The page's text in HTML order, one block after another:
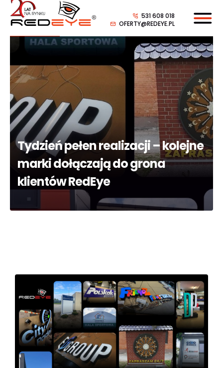
531 608 018
OFERTY@REDEYE.PL
Tydzień pełen realizacji – kolejne
marki dołączają do grona
klientów RedEye